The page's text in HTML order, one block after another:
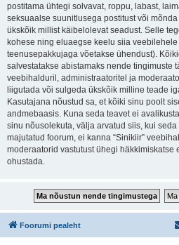
postitama ühtegi solvavat, roppu, labast,
seksuaalse suunitlusega postitust või
ükskõik millist käibelolevat seadust. Selle
kohese ning eluaegse keelu siia
teenusepakkujaga võetakse ühendust).
salvestatakse abistamaks nende tingimuste
veebihalduril, administraatoritel ja
liigutada või sulgeda ükskõik milline teade
Kasutajana nõustud sa, et kõiki sinu poolt
andmebaasis. Kuna seda teavet ei
sinu nõusolekuta, välja arvatud siis, kui
majutatud foorum, ei kanna “Sinikiir”
moderaatorid vastutust ühegi häkkimiskatse
ohustada.
Foorumi pealeht